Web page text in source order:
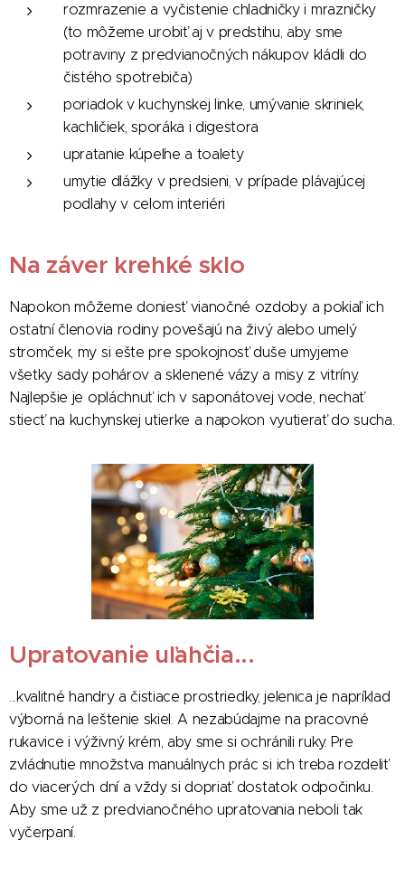
rozmrazenie a vyčistenie chladničky i mrazničky
(to môžeme urobiť aj v predstihu, aby sme
potraviny z predvianočných nákupov kládli do
čistého spotrebiča)
poriadok v kuchynskej linke, umývanie skriniek,
kachličiek, sporáka i digestora
upratanie kúpeľne a toalety
umytie dlážky v predsieni, v prípade plávajúcej
podlahy v celom interiéri
Na záver krehké sklo
Napokon môžeme doniesť vianočné ozdoby a pokiaľ ich
ostatní členovia rodiny povešajú na živý alebo umelý
stromček, my si ešte pre spokojnosť duše umyjeme
všetky sady pohárov a sklenené vázy a misy z vitríny.
Najlepšie je opláchnuť ich v saponátovej vode, nechať
stiecť na kuchynskej utierke a napokon vyutierať do sucha.
Upratovanie uľahčia...
...kvalitné handry a čistiace prostriedky, jelenica je napríklad
výborná na leštenie skiel. A nezabúdajme na pracovné
rukavice i výživný krém, aby sme si ochránili ruky. Pre
zvládnutie množstva manuálnych prác si ich treba rozdeliť
do viacerých dní a vždy si dopriať dostatok odpočinku.
Aby sme už z predvianočného upratovania neboli tak
vyčerpaní.